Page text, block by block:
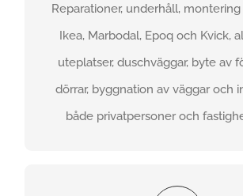
Reparationer, underhåll,
Ikea, Marbodal, Epoq och Kvick,
uteplatser, duschväggar, byte av
dörrar, byggnation av väggar och
både privatpersoner och